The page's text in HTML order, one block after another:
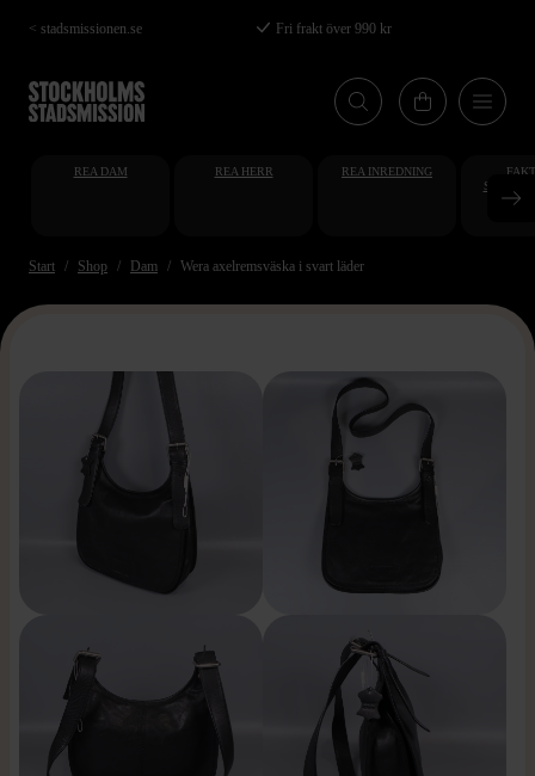
Hoppa
till
huvudinnehåll
< stadsmissionen.se Fri frakt över 990 kr
REA DAM REA HERR REA INREDNING
Start Shop Dam Wera axelremsväska i svart läder